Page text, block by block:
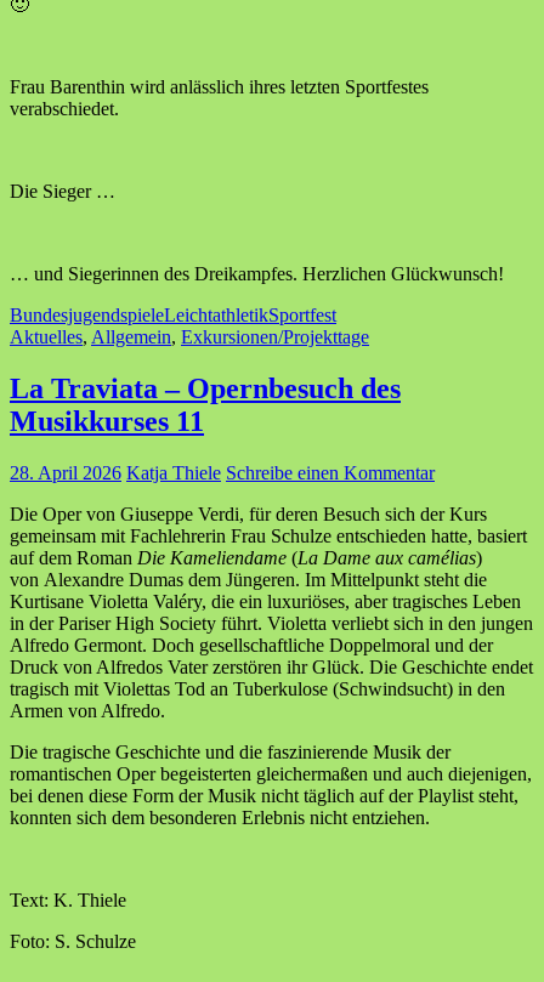
🙂
Frau Barenthin wird anlässlich ihres letzten Sportfestes
verabschiedet.
Die Sieger …
… und Siegerinnen des Dreikampfes. Herzlichen Glückwunsch!
BundesjugendspieleLeichtathletikSportfest
Aktuelles, Allgemein, Exkursionen/Projekttage
La Traviata – Opernbesuch des
Musikkurses 11
28. April 2026 Katja Thiele Schreibe einen Kommentar
Die Oper von Giuseppe Verdi, für deren Besuch sich der Kurs
gemeinsam mit Fachlehrerin Frau Schulze entschieden hatte, basiert
auf dem Roman Die Kameliendame (La Dame aux camélias)
von Alexandre Dumas dem Jüngeren. Im Mittelpunkt steht die
Kurtisane Violetta Valéry, die ein luxuriöses, aber tragisches Leben
in der Pariser High Society führt. Violetta verliebt sich in den jungen
Alfredo Germont. Doch gesellschaftliche Doppelmoral und der
Druck von Alfredos Vater zerstören ihr Glück. Die Geschichte endet
tragisch mit Violettas Tod an Tuberkulose (Schwindsucht) in den
Armen von Alfredo.
Die tragische Geschichte und die faszinierende Musik der
romantischen Oper begeisterten gleichermaßen und auch diejenigen,
bei denen diese Form der Musik nicht täglich auf der Playlist steht,
konnten sich dem besonderen Erlebnis nicht entziehen.
Text: K. Thiele
Foto: S. Schulze